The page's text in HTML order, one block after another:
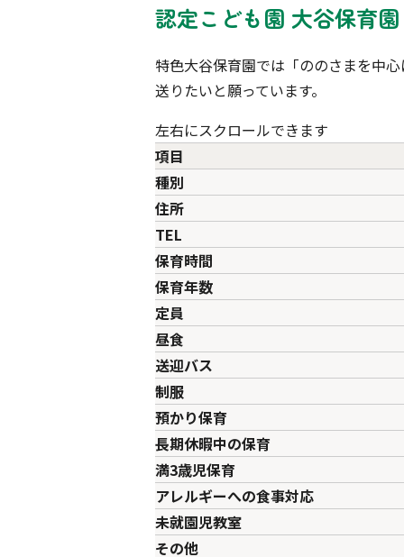
認定こども園 大谷保育園
特色大谷保育園では「ののさまを中
送りたいと願っています。
左右にスクロールできます
項目
種別
住所
TEL
保育時間
保育年数
定員
昼食
送迎バス
制服
預かり保育
長期休暇中の保育
満3歳児保育
アレルギーへの食事対応
未就園児教室
その他